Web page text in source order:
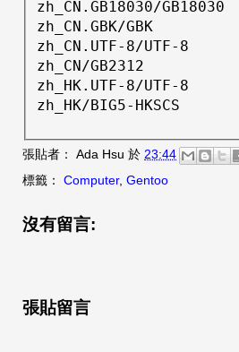
zh_CN.GB18030/GB18030
zh_CN.GBK/GBK
zh_CN.UTF-8/UTF-8
zh_CN/GB2312
zh_HK.UTF-8/UTF-8
張貼者： Ada Hsu 於 23:44
標籤： Computer, Gentoo
沒有留言:
張貼留言